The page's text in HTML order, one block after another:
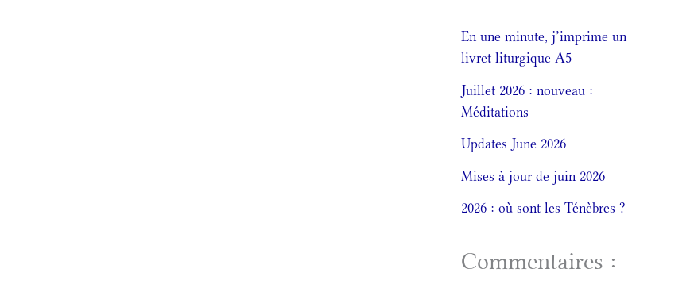
En une minute, j’imprime un
livret liturgique A5
Juillet 2026 : nouveau :
Méditations
Updates June 2026
Mises à jour de juin 2026
2026 : où sont les Ténèbres ?
Commentaires :